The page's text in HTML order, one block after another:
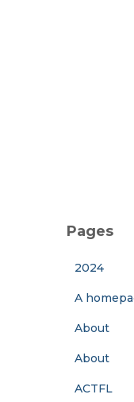
Pages
2024
A
About
About
ACTFL